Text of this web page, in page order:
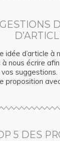
idée d’article à
à nous écrire
suggestions.
proposition
5 DES